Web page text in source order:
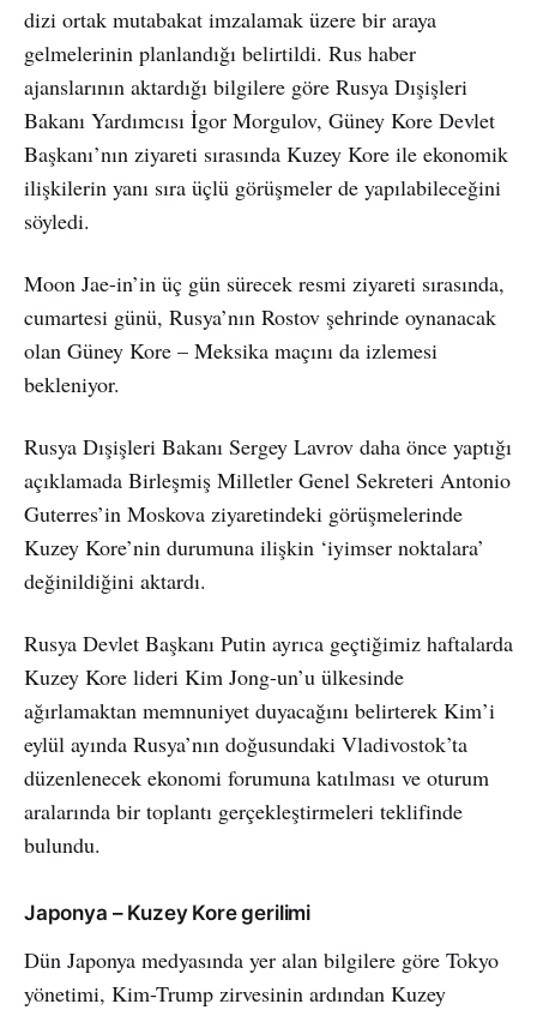
dizi ortak mutabakat imzalamak üzere bir araya
gelmelerinin planlandığı belirtildi. Rus haber
ajanslarının aktardığı bilgilere göre Rusya Dışişleri
Bakanı Yardımcısı İgor Morgulov, Güney Kore Devlet
Başkanı’nın ziyareti sırasında Kuzey Kore ile ekonomik
ilişkilerin yanı sıra üçlü görüşmeler de yapılabileceğini
söyledi.
Moon Jae-in’in üç gün sürecek resmi ziyareti sırasında,
cumartesi günü, Rusya’nın Rostov şehrinde oynanacak
olan Güney Kore – Meksika maçını da izlemesi
bekleniyor.
Rusya Dışişleri Bakanı Sergey Lavrov daha önce yaptığı
açıklamada Birleşmiş Milletler Genel Sekreteri Antonio
Guterres’in Moskova ziyaretindeki görüşmelerinde
Kuzey Kore’nin durumuna ilişkin ‘iyimser noktalara’
değinildiğini aktardı.
Rusya Devlet Başkanı Putin ayrıca geçtiğimiz haftalarda
Kuzey Kore lideri Kim Jong-un’u ülkesinde
ağırlamaktan memnuniyet duyacağını belirterek Kim’i
eylül ayında Rusya’nın doğusundaki Vladivostok’ta
düzenlenecek ekonomi forumuna katılması ve oturum
aralarında bir toplantı gerçekleştirmeleri teklifinde
bulundu.
Japonya – Kuzey Kore gerilimi
Dün Japonya medyasında yer alan bilgilere göre Tokyo
yönetimi, Kim-Trump zirvesinin ardından Kuzey